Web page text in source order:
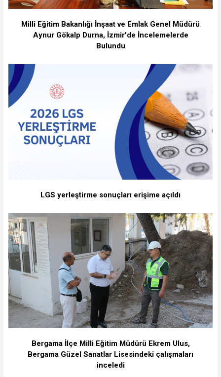
Millî Eğitim Bakanlığı İnşaat ve Emlak Genel Müdürü
Aynur Gökalp Durna, İzmir'de İncelemelerde
Bulundu
LGS yerleştirme sonuçları erişime açıldı
Bergama İlçe Milli Eğitim Müdürü Ekrem Ulus,
Bergama Güzel Sanatlar Lisesindeki çalışmaları
inceledi